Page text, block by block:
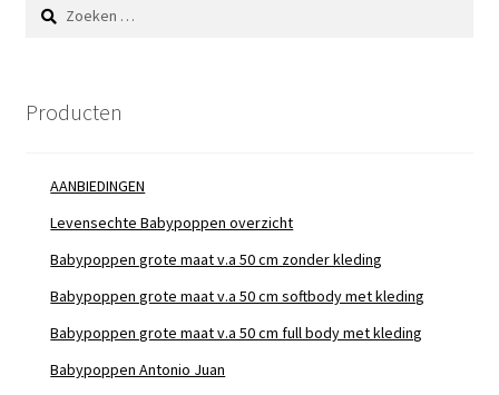
Zoeken
naar:
Producten
AANBIEDINGEN
Levensechte Babypoppen overzicht
Babypoppen grote maat v.a 50 cm zonder kleding
Babypoppen grote maat v.a 50 cm softbody met kleding
Babypoppen grote maat v.a 50 cm full body met kleding
Babypoppen Antonio Juan